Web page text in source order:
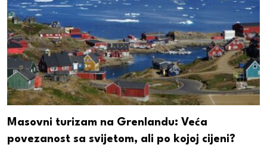
Masovni turizam na Grenlandu: Veća
povezanost sa svijetom, ali po kojoj cijeni?